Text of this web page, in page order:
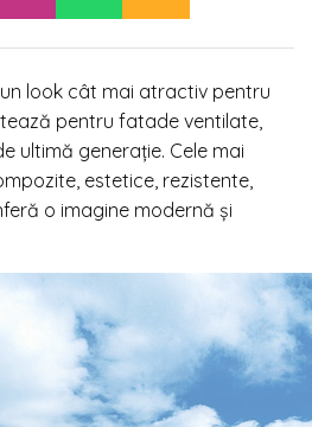
look cât mai atractiv pentru
pentru fatade ventilate,
ultimă generație. Cele mai
estetice, rezistente,
o imagine modernă și